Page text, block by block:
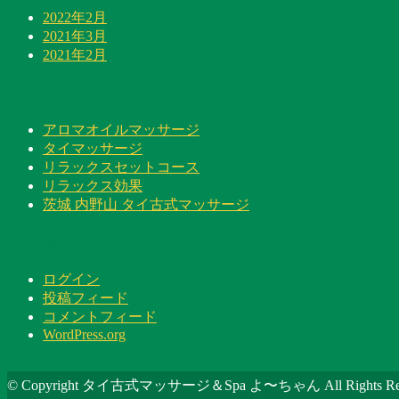
2022年2月
2021年3月
2021年2月
アロマオイルマッサージ
タイマッサージ
リラックスセットコース
リラックス効果
茨城 内野山 タイ古式マッサージ
ログイン
投稿フィード
コメントフィード
WordPress.org
© Copyright タイ古式マッサージ＆Spa よ〜ちゃん All Rights